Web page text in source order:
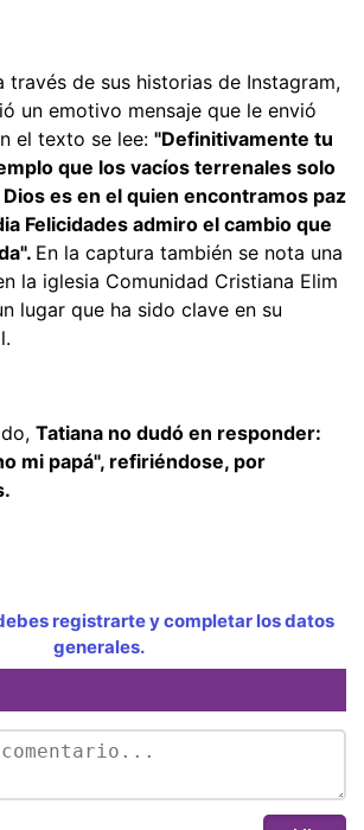
través de sus historias de Instagram,
un emotivo mensaje que le envió
el texto se lee: "Definitivamente tu
que los vacíos terrenales solo
es en el quien encontramos paz
Felicidades admiro el cambio que
". En la captura también se nota una
la iglesia Comunidad Cristiana Elim
lugar que ha sido clave en su
Tatiana no dudó en responder:
mi papá", refiriéndose, por
registrarte y completar los datos
generales.